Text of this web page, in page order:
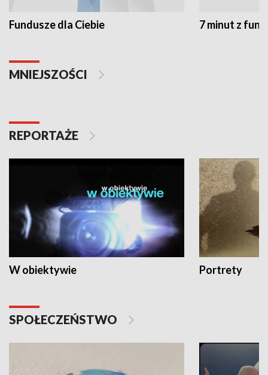
Fundusze dla Ciebie 7 minut z
MNIEJSZOŚCI
REPORTAŻE
W obiektywie Portrety
SPOŁECZEŃSTWO